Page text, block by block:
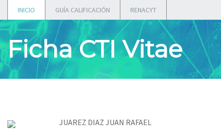
INICIO GUÍA CALIFICACIÓN RENACYT
Ficha CTI Vitae
JUAREZ DIAZ JUAN RAFAEL